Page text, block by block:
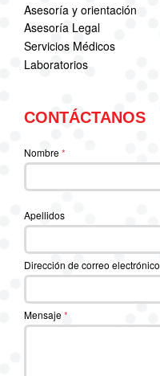
Asesoría y orientación
Asesoría Legal
Servicios Médicos
Laboratorios
CONTÁCTANOS
Nombre*
Apellidos
Dirección de correo electrónico
Mensaje*